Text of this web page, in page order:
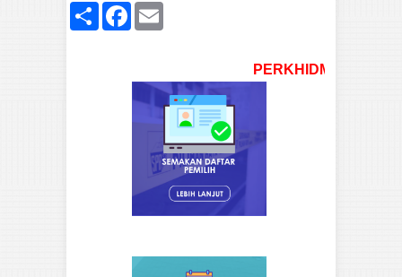
ShareFacebook
PERKHIDMATAN SPR